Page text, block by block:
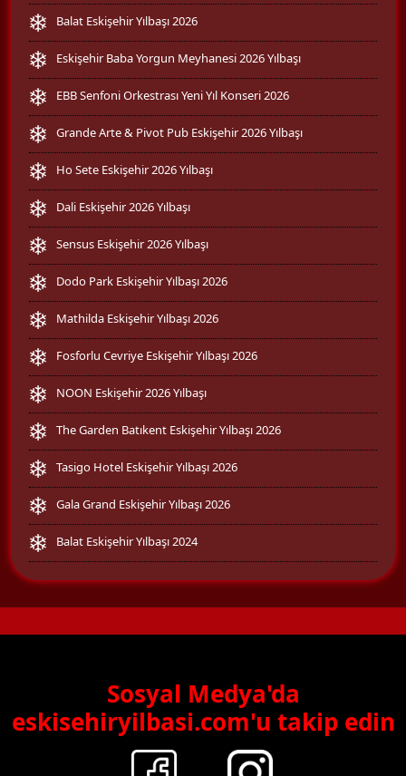
Balat Eskişehir Yılbaşı 2026
Eskişehir Baba Yorgun Meyhanesi 2026 Yılbaşı
EBB Senfoni Orkestrası Yeni Yıl Konseri 2026
Grande Arte & Pivot Pub Eskişehir 2026 Yılbaşı
Ho Sete Eskişehir 2026 Yılbaşı
Dali Eskişehir 2026 Yılbaşı
Sensus Eskişehir 2026 Yılbaşı
Dodo Park Eskişehir Yılbaşı 2026
Mathilda Eskişehir Yılbaşı 2026
Fosforlu Cevriye Eskişehir Yılbaşı 2026
NOON Eskişehir 2026 Yılbaşı
The Garden Batıkent Eskişehir Yılbaşı 2026
Tasigo Hotel Eskişehir Yılbaşı 2026
Gala Grand Eskişehir Yılbaşı 2026
Balat Eskişehir Yılbaşı 2024
Sosyal Medya'da
eskisehiryilbasi.com'u takip edin